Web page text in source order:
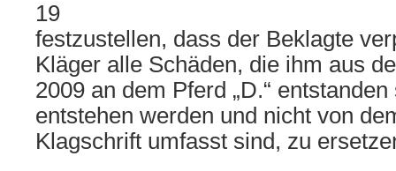
19
festzustellen, dass der Beklagte
Kläger alle Schäden, die ihm aus
2009 an dem Pferd „D.“
entstehen werden und nicht von
Klagschrift umfasst sind, zu